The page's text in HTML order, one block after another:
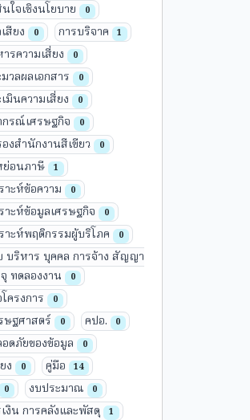
ใจเชิงนโยบาย 0
สียง 0 การบริจาค 1
รความเสี่ยง 0
วลผลเอกสาร 0
มินความเสี่ยง 0
รณ์เศรษฐกิจ 0
งสำนักงานสีเขียว 0
ย่อนภาษี 1
าะห์ข้อความ 0
าะห์ข้อมูลเศรษฐกิจ 0
าะห์พฤติกรรมผู้บริโภค 0
บริหาร บุคคล การจ้าง สัญญา
ทดลองงาน
0
ครงการ 0
ษฐศาสตร์ 0 คปอ. 0
ดภัยของข้อมูล 0
ง 0 คู่มือ 14
0 งบประมาณ 0
งิน การคลังและพัสดุ 1